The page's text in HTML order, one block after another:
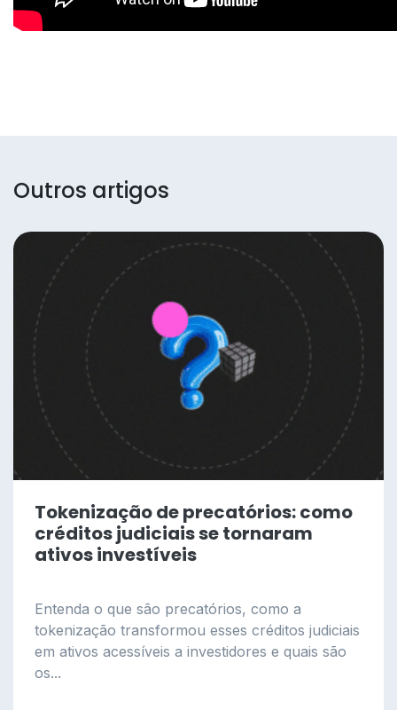
Outros artigos
Tokenização de precatórios: como
créditos judiciais se tornaram
ativos investíveis
Entenda o que são precatórios, como a
tokenização transformou esses créditos judiciais
em ativos acessíveis a investidores e quais são
os...